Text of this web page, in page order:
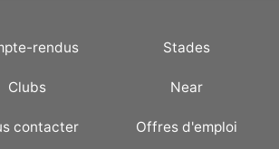
rendus Stades
Clubs Near
contacter Offres d'emploi